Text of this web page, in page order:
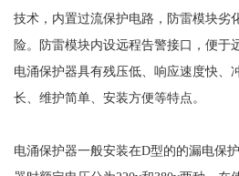
技术，内置过流保护电路，防雷模块劣
险。防雷模块内设远程告警接口，便于
电涌保护器具有残压低、响应速度快、
长、维护简单、安装方便等特点。
电涌保护器一般安装在D型的的漏电保